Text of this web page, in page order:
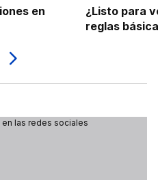
en
¿Listo para
reglas
Próximo